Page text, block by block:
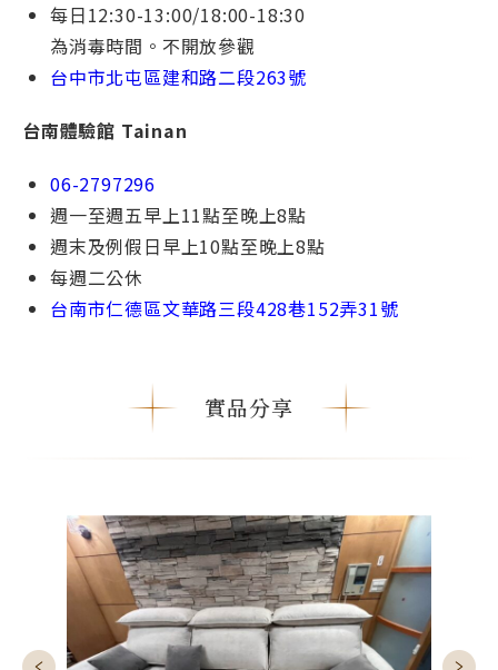
每⽇12:30-13:00/18:00-18:30
為消毒時間。不開放參觀
台中市北屯區建和路⼆段263號
台南體驗館 Tainan
06-2797296
週一⾄週五早上11點⾄晚上8點
週末及例假⽇早上10點⾄晚上8點
每週⼆公休
台南市仁德區文華路三段428巷152弄31號
實品分享